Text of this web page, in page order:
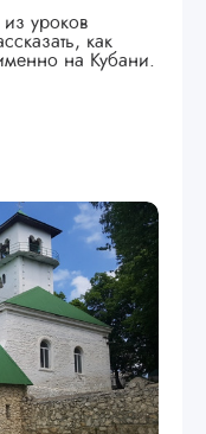
уроков
как
на Кубани.